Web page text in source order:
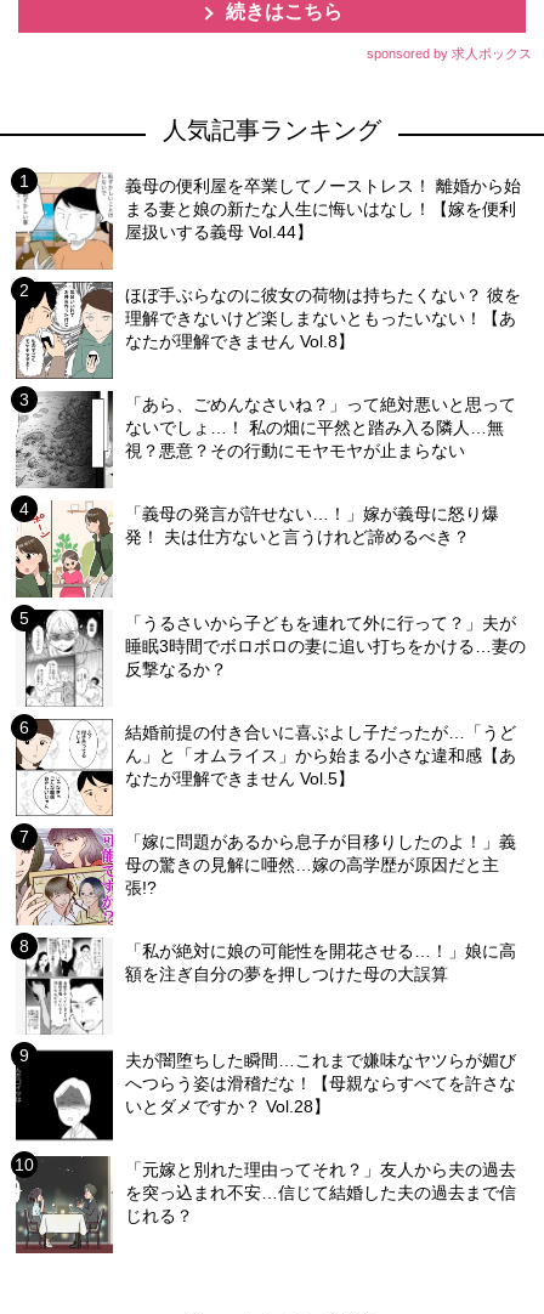
続きはこちら
sponsored by 求人ボックス
人気記事ランキング
義母の便利屋を卒業してノーストレス！ 離婚から始
まる妻と娘の新たな人生に悔いはなし！【嫁を便利
屋扱いする義母 Vol.44】
ほぼ手ぶらなのに彼女の荷物は持ちたくない？ 彼を
理解できないけど楽しまないともったいない！【あ
なたが理解できません Vol.8】
「あら、ごめんなさいね？」って絶対悪いと思って
ないでしょ…！ 私の畑に平然と踏み入る隣人…無
視？悪意？その行動にモヤモヤが止まらない
「義母の発言が許せない…！」嫁が義母に怒り爆
発！ 夫は仕方ないと言うけれど諦めるべき？
「うるさいから子どもを連れて外に行って？」夫が
睡眠3時間でボロボロの妻に追い打ちをかける…妻の
反撃なるか？
結婚前提の付き合いに喜ぶよし子だったが…「うど
ん」と「オムライス」から始まる小さな違和感【あ
なたが理解できません Vol.5】
「嫁に問題があるから息子が目移りしたのよ！」義
母の驚きの見解に唖然…嫁の高学歴が原因だと主
張!?
「私が絶対に娘の可能性を開花させる…！」娘に高
額を注ぎ自分の夢を押しつけた母の大誤算
夫が闇堕ちした瞬間…これまで嫌味なヤツらが媚び
へつらう姿は滑稽だな！【母親ならすべてを許さな
いとダメですか？ Vol.28】
「元嫁と別れた理由ってそれ？」友人から夫の過去
を突っ込まれ不安…信じて結婚した夫の過去まで信
じれる？